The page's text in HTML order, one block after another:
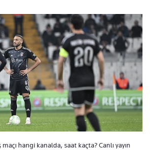
hangi kanalda, saat kaçta? Canlı yayın